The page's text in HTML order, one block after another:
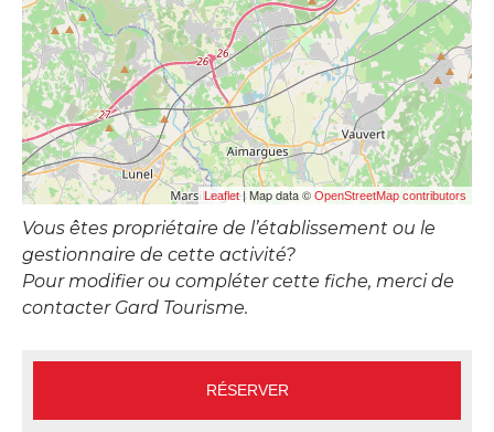
Leaflet| Map data © OpenStreetMap contributors
Vous êtes propriétaire de l’établissement ou le
gestionnaire de cette activité?
Pour modifier ou compléter cette fiche, merci de
contacter Gard Tourisme.
RÉSERVER